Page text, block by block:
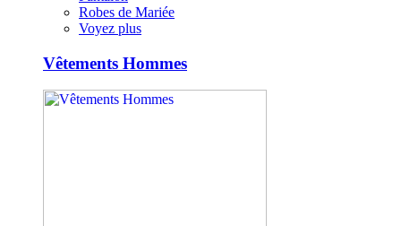
Robes de Mariée
Voyez plus
Vêtements Hommes